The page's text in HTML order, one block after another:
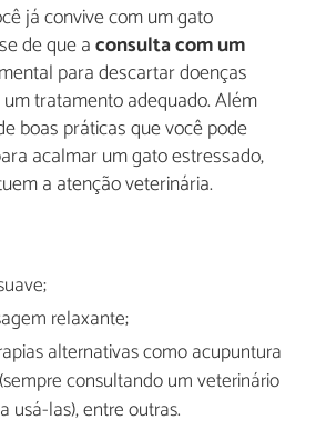
já convive com um gato
de que aconsulta com um
para descartar doenças
tratamento adequado. Além
boas práticas que você pode
acalmar um gato estressado,
a atenção veterinária.
relaxante;
alternativas como acupuntura
consultando um veterinário
usá-las), entre outras.